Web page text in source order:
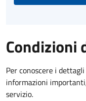
Condizioni
Per conoscere i
informazioni
servizio.